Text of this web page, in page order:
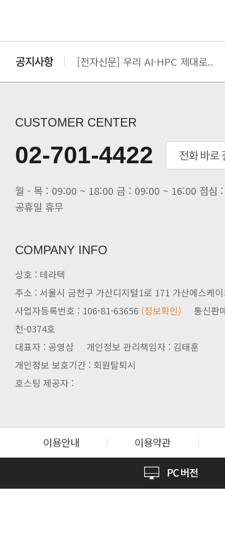
[전자신문] 우리 AI·HPC 제대로..
[전자신문] 테라텍-엣지에이아이,
[전자신문] AI 인프라 써보고 결정..
[전자신문] 공영삼 테라텍 대표 “단..
[전자신문] 당신의 AI GPU, 지..
CUSTOMER CENTER
02-701-4422
공휴일 휴무
COMPANY INFO
상호 : 테라텍
주소 : 서울시 금천구 가산디지털1로 171 가산에스케
사업자등록번호 : 106-81-63656 (정보확인)
천-0374호
대표자 : 공영삼 개인정보 관리책임자 : 김태훈
개인정보 보호기간 : 회원탈퇴시
호스팅 제공자 :
이용안내 이용약관